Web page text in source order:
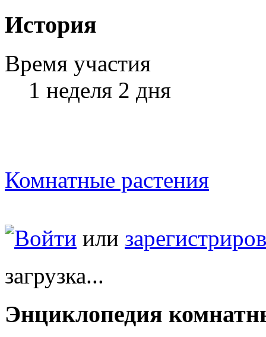
История
Время участия
1 неделя 2 дня
Комнатные растения
Войти или
загрузка...
Энциклопедия